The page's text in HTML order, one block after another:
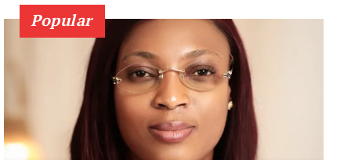
Popular